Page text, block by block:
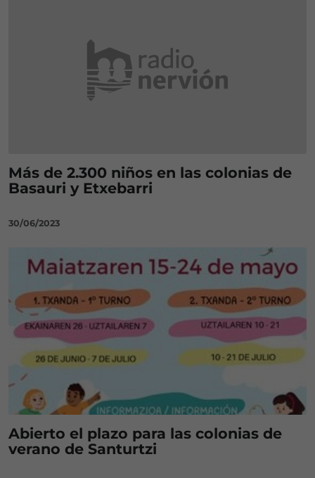
Más de 2.300 niños en las colonias de
Basauri y Etxebarri
30/06/2023
Abierto el plazo para las colonias de
verano de Santurtzi